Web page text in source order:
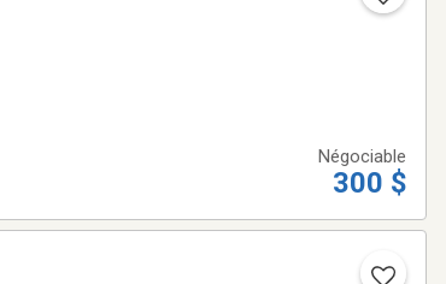
Négociable
300 $